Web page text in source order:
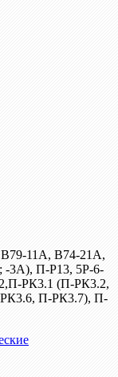
11А, В74-21А,
3А), П-Р13, 5Р-6-
РК3.1 (П-РК3.2,
П-РК3.7), П-